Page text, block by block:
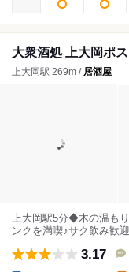
大衆酒処 上大岡ポス
上大岡駅 269m / 居酒屋
上大岡駅5分◆木の温も
ンクを満喫♪サク飲み歓
3.17